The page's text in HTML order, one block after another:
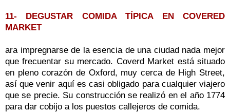
11- DEGUSTAR COMIDA TÍPICA EN COVERED
MARKET
ara impregnarse de la esencia de una ciudad nada mejor
que frecuentar su mercado. Coverd Market está situado
en pleno corazón de Oxford, muy cerca de High Street,
así que venir aquí es casi obligado para cualquier viajero
que se precie. Su construcción se realizó en el año 1774
para dar cobijo a los puestos callejeros de comida.